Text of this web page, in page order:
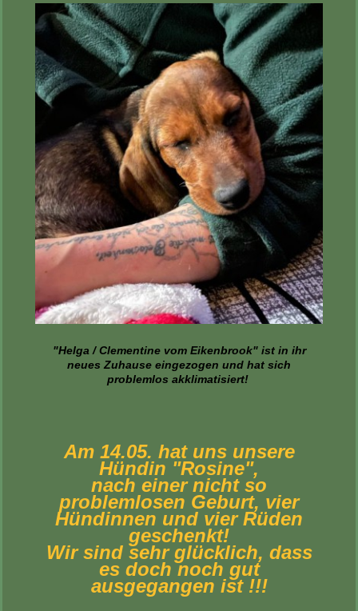
"Helga / Clementine vom Eikenbrook" ist in ihr
neues Zuhause eingezogen und hat sich
problemlos akklimatisiert!
Am 14.05. hat uns unsere
Hündin "Rosine",
nach einer nicht so
problemlosen Geburt, vier
Hündinnen und vier Rüden
geschenkt!
Wir sind sehr glücklich, dass
es doch noch gut
ausgegangen ist !!!